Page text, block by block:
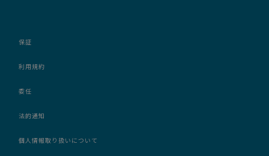
保証
利用規約
委任
法的通知
個人情報取り扱いについて